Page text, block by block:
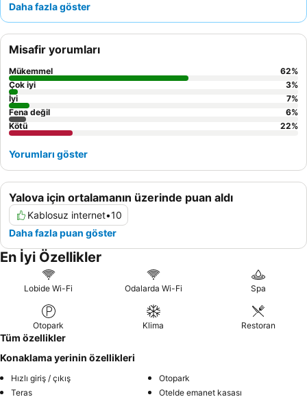
Gerçekten huzurlu bir konaklama için bahçe manzaralı bir oda
Daha fazla göster
Yalova için ortalamanın üzerinde puan aldı
Kablosuz internet•10
Daha fazla puan göster
Misafir yorumları
Mükemmel 62%
Çok iyi
3%
İyi
7%
Fena değil
6%
Kötü
22%
Yorumları göster
En İyi Özellikler
Lobide Wi-Fi Odalarda Wi-Fi Spa
Otopark Klima Restoran
Tüm özellikler
Konaklama yerinin özellikleri
Hızlı giriş / çıkış
Otopark
Teras
Otelde emanet kasası